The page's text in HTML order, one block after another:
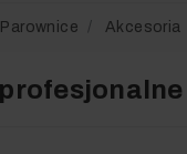
Parownice Akcesoria